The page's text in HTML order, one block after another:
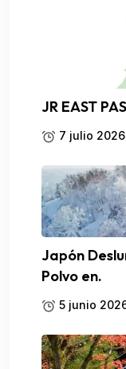
JR EAST
7 julio 2026
Japón
Polvo en.
5 junio